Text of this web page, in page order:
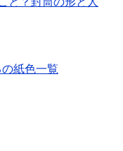
紙色一覧